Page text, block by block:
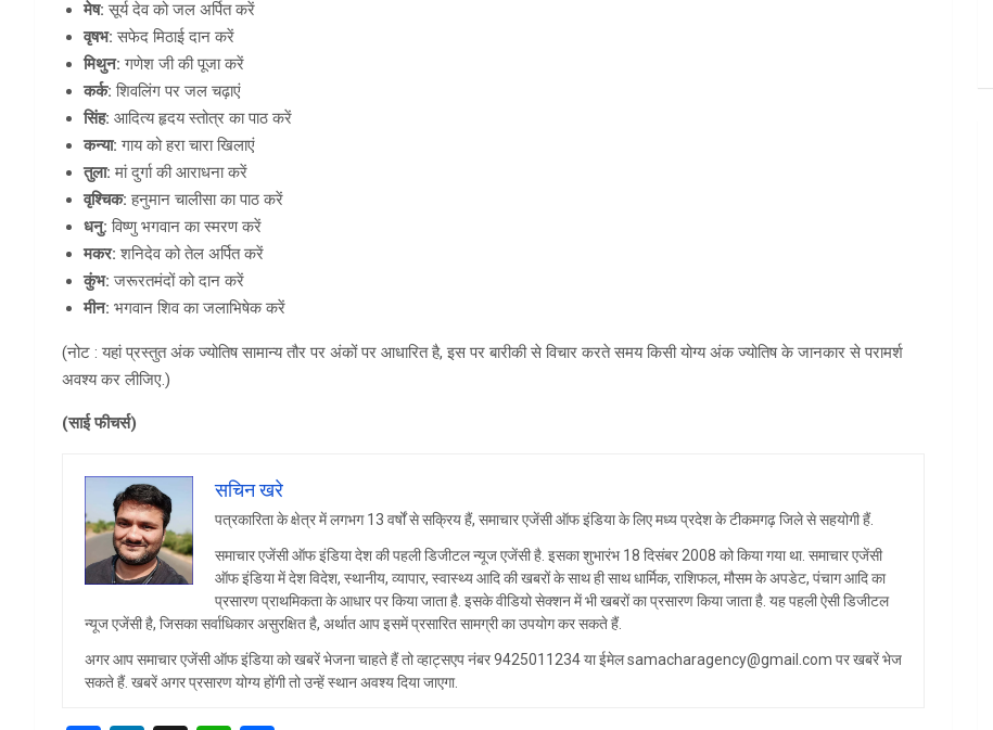
मेष: सूर्य देव को जल अर्पित करें
वृषभ: सफेद मिठाई दान करें
मिथुन: गणेश जी की पूजा करें
कर्क: शिवलिंग पर जल चढ़ाएं
सिंह: आदित्य हृदय स्तोत्र का पाठ करें
कन्या: गाय को हरा चारा खिलाएं
तुला: मां दुर्गा की आराधना करें
वृश्चिक: हनुमान चालीसा का पाठ करें
धनु: विष्णु भगवान का स्मरण करें
मकर: शनिदेव को तेल अर्पित करें
कुंभ: जरूरतमंदों को दान करें
मीन: भगवान शिव का जलाभिषेक करें
(नोट : यहां प्रस्तुत अंक ज्योतिष सामान्य तौर पर अंकों पर आधारित है, इस पर बारीकी से विचार करते समय किसी योग्य अंक ज्योतिष के जानकार से परामर्श
अवश्य कर लीजिए.)
(साई फीचर्स)
सचिन खरे
पत्रकारिता के क्षेत्र में लगभग 13 वर्षों से सक्रिय हैं, समाचार एजेंसी ऑफ इंडिया के लिए मध्य प्रदेश के टीकमगढ़ जिले से सहयोगी हैं.
समाचार एजेंसी ऑफ इंडिया देश की पहली डिजीटल न्यूज एजेंसी है. इसका शुभारंभ 18 दिसंबर 2008 को किया गया था. समाचार एजेंसी
ऑफ इंडिया में देश विदेश, स्थानीय, व्यापार, स्वास्थ्य आदि की खबरों के साथ ही साथ धार्मिक, राशिफल, मौसम के अपडेट, पंचाग आदि का
प्रसारण प्राथमिकता के आधार पर किया जाता है. इसके वीडियो सेक्शन में भी खबरों का प्रसारण किया जाता है. यह पहली ऐसी डिजीटल
न्यूज एजेंसी है, जिसका सर्वाधिकार असुरक्षित है, अर्थात आप इसमें प्रसारित सामग्री का उपयोग कर सकते हैं.
अगर आप समाचार एजेंसी ऑफ इंडिया को खबरें भेजना चाहते हैं तो व्हाट्सएप नंबर 9425011234 या ईमेल samacharagency@gmail.com पर खबरें भेज
सकते हैं. खबरें अगर प्रसारण योग्य होंगी तो उन्हें स्थान अवश्य दिया जाएगा.